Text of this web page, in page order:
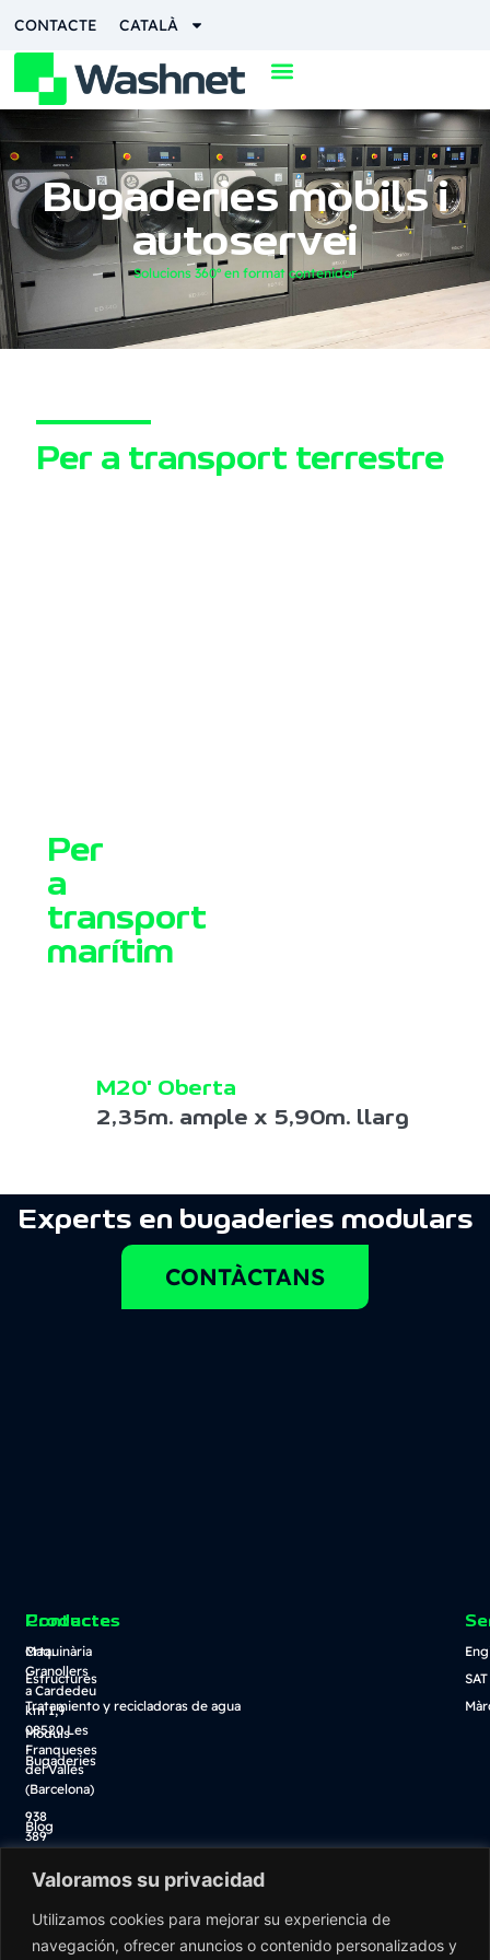
Valoramos su privacidad
Utilizamos cookies para mejorar su experiencia de
navegación, ofrecer anuncios o contenido personalizados y
CONTACTE CATALÀ
Bugaderies mòbils i
autoservei
Solucions 360º en format contenidor
Per a transport terrestre
Per
a
transport
marítim
M20' Oberta
2,35m. ample x 5,90m. llarg
Experts en bugaderies modulars
CONTÀCTANS
Contacte
Crta.
Granollers
a Cardedeu
km 1,9
08520 Les
Franqueses
del Vallès
(Barcelona)
938
389
info@washnet.es
Productes
Maquinària
Estructures
Tratamiento y recicladoras de agua
Mòduls
Bugaderies
Blog
Descarga catálogo
Tienda online
SAT